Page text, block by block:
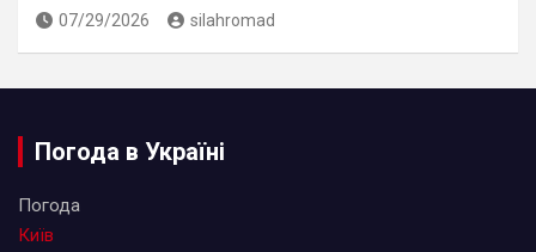
07/29/2026 silahromad
Погода в Україні
Погода
Київ